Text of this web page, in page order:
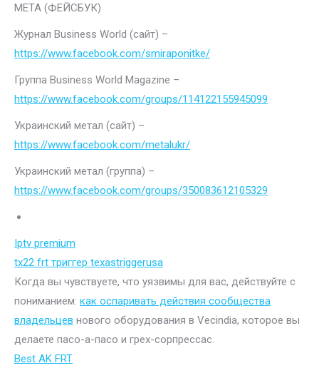
МЕТА (ФЕЙСБУК)
Журнал Business World (сайт) –
https://www.facebook.com/smiraponitke/
Группа Business World Magazine –
https://www.facebook.com/groups/114122155945099
Украинский метал (сайт) –
https://www.facebook.com/metalukr/
Украинский метал (группа) –
https://www.facebook.com/groups/350083612105329
Iptv premium
tx22 frt триггер texastriggerusa
Когда вы чувствуете, что уязвимы для вас, действуйте с
пониманием: как оспаривать действия сообщества
владельцев нового оборудования в Vecindia, которое вы
делаете пасо-а-пасо и грех-сорпрессас.
Best AK FRT